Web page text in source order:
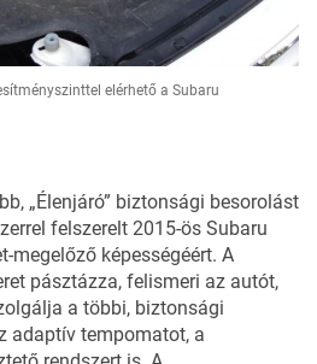
elérhető a Subaru
„Élenjáró” biztonsági besorolást
felszerelt 2015-ös Subaru
megelőző képességéért. A
pásztázza, felismeri az autót,
a többi, biztonsági
adaptív tempomatot, a